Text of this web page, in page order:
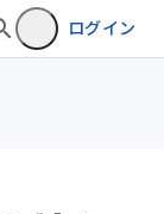
ログイン